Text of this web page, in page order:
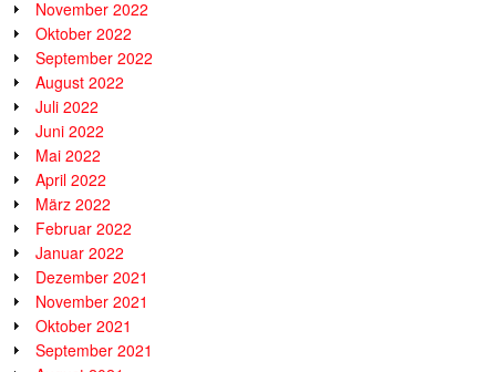
November 2022
Oktober 2022
September 2022
August 2022
Juli 2022
Juni 2022
Mai 2022
April 2022
März 2022
Februar 2022
Januar 2022
Dezember 2021
November 2021
Oktober 2021
September 2021